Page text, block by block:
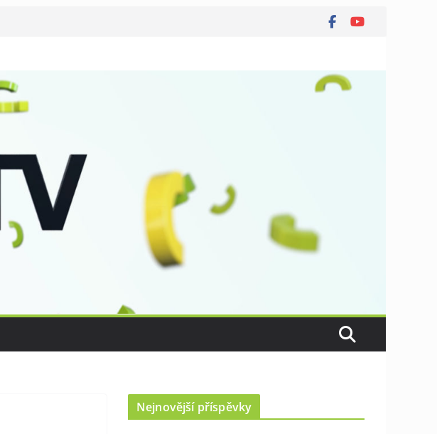
Nejnovější příspěvky